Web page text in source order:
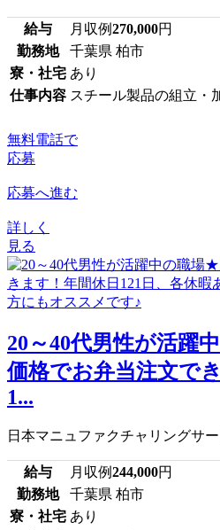
給与 月収例270,000円
勤務地
千葉県 柏市
寮・社宅 あり
仕事内容 スチール製品の組立・
無料電話で
応募
応募へ進む
詳しく
見る
20～40代男性が活躍
価格でお弁当注文で
1...
日本マニュファクチャリングサ
給与 月収例244,000円
勤務地
千葉県 柏市
寮・社宅 あり